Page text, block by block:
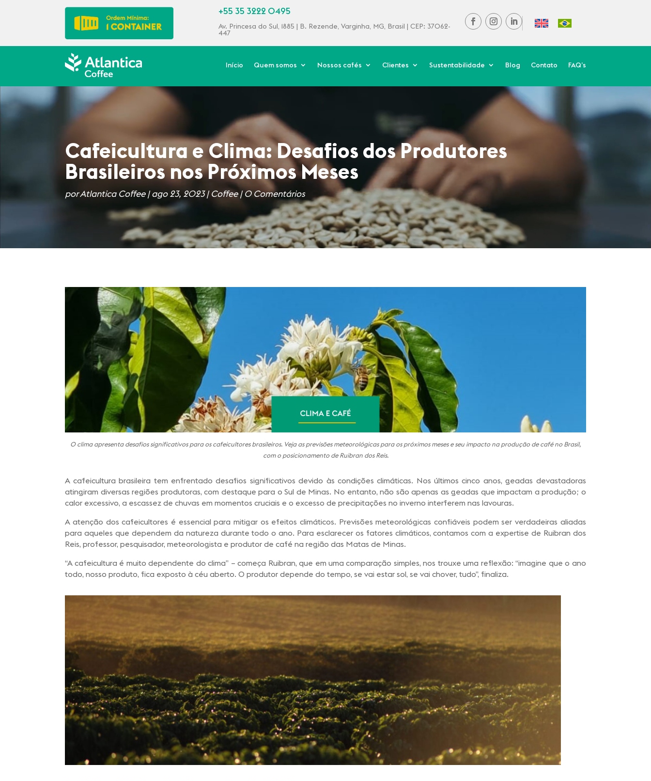
+55 35 3222 0495
Av. Princesa do Sul, 1885 | B. Rezende, Varginha, MG, Brasil | CEP: 37062-
447
Início Quem somos Nossos cafés Clientes Sustentabilidade Blog Contato FAQ’s
Cafeicultura e Clima: Desafios dos Produtores
Brasileiros nos Próximos Meses
porAtlantica Coffee|ago 23, 2023|Coffee|0 Comentários
O clima apresenta desafios significativos para os cafeicultores brasileiros. Veja as previsões meteorológicas para os próximos meses e seu impacto na produção de café no Brasil,
com o posicionamento de Ruibran dos Reis.
A cafeicultura brasileira tem enfrentado desafios significativos devido às condições climáticas. Nos últimos cinco anos, geadas devastadoras
atingiram diversas regiões produtoras, com destaque para o Sul de Minas. No entanto, não são apenas as geadas que impactam a produção; o
calor excessivo, a escassez de chuvas em momentos cruciais e o excesso de precipitações no inverno interferem nas lavouras.
A atenção dos cafeicultores é essencial para mitigar os efeitos climáticos. Previsões meteorológicas confiáveis podem ser verdadeiras aliadas
para aqueles que dependem da natureza durante todo o ano. Para esclarecer os fatores climáticos, contamos com a expertise de Ruibran dos
Reis, professor, pesquisador, meteorologista e produtor de café na região das Matas de Minas.
“A cafeicultura é muito dependente do clima” – começa Ruibran, que em uma comparação simples, nos trouxe uma reflexão: “imagine que o ano
todo, nosso produto, fica exposto à céu aberto. O produtor depende do tempo, se vai estar sol, se vai chover, tudo”, finaliza.